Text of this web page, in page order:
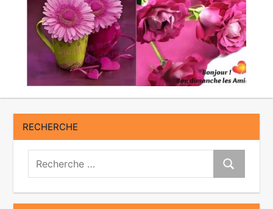
RECHERCHE
Recherche:
Recherche